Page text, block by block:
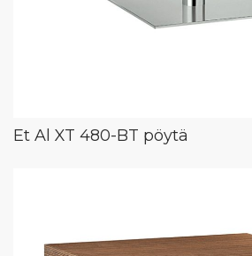
Et Al XT 480-BT pöytä